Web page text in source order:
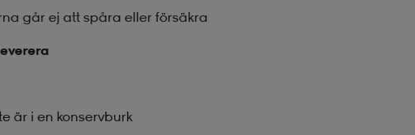
går ej att spåra eller försäkra
är i en konservburk